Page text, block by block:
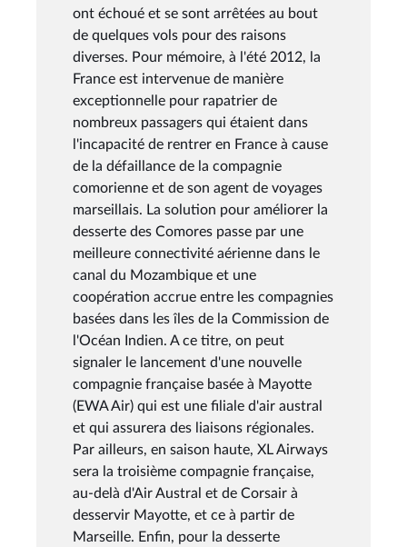
ont échoué et se sont arrêtées au bout
de quelques vols pour des raisons
diverses. Pour mémoire, à l'été 2012, la
France est intervenue de manière
exceptionnelle pour rapatrier de
nombreux passagers qui étaient dans
l'incapacité de rentrer en France à cause
de la défaillance de la compagnie
comorienne et de son agent de voyages
marseillais. La solution pour améliorer la
desserte des Comores passe par une
meilleure connectivité aérienne dans le
canal du Mozambique et une
coopération accrue entre les compagnies
basées dans les îles de la Commission de
l'Océan Indien. A ce titre, on peut
signaler le lancement d'une nouvelle
compagnie française basée à Mayotte
(EWA Air) qui est une filiale d'air austral
et qui assurera des liaisons régionales.
Par ailleurs, en saison haute, XL Airways
sera la troisième compagnie française,
au-delà d'Air Austral et de Corsair à
desservir Mayotte, et ce à partir de
Marseille. Enfin, pour la desserte